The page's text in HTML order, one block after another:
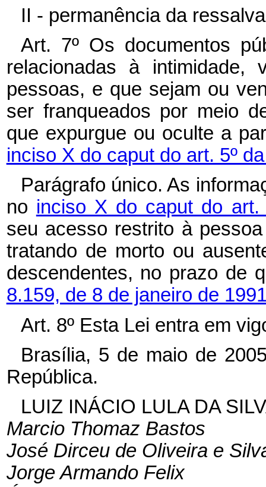
II - permanência da
Art. 7º Os documentos
relacionadas à
pessoas, e que sejam ou
ser franqueados por meio
que expurgue ou oculte a
inciso X do caput do art. 5º
Parágrafo único. As
no inciso X do caput do
seu acesso restrito à
tratando de morto ou
descendentes, no prazo de
8.159, de 8 de janeiro de
Art. 8º Esta Lei entra em
Brasília, 5 de maio de
República.
LUIZ INÁCIO LULA DA
Marcio Thomaz Bastos
José Dirceu de Oliveira e
Jorge Armando Felix